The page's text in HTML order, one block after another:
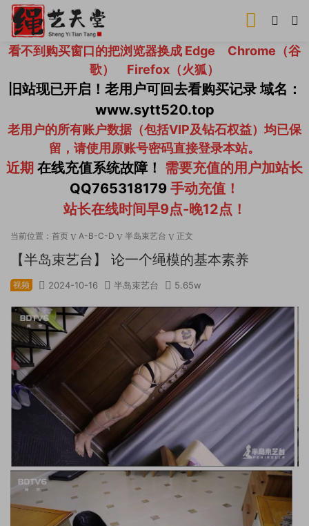
看不到购买窗口的把浏览器换成 Edge Chrome（谷
歌） Firefox（火狐）
旧站现已开启！老用户可回去看购买记录 域名：
www.sytt520.top
老用户的所有账户数据（包括VIP及钻石权益）均已保
留，请使用原账号密码直接登录本站。
近期 在线充值系统故障！ 需要充值的用户加站长
QQ765318179 手动充值！
站长在线时间早9点-晚12点！
当前位置： 首页 A-B-C-D 半岛束艺台 正文
【半岛束艺台】 论一个绳模的基本素养
视频 2024-10-16 半岛束艺台 5.65w